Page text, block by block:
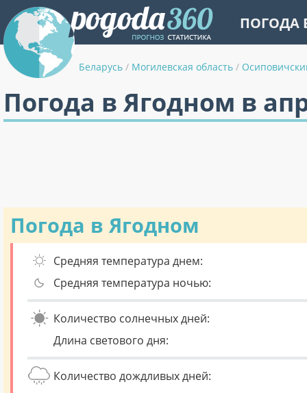
ПОГОДА
Беларусь / Могилевская область /
Погода в Ягодном в
Погода в Ягодном
Средняя температура днем:
Средняя температура ночью:
Количество солнечных дней:
Длина светового дня:
Количество дождливых дней: